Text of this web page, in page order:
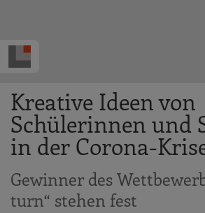
Kreative Ideen von
Schülerinnen und
in der Corona-
Gewinner des
turn“ stehen fest